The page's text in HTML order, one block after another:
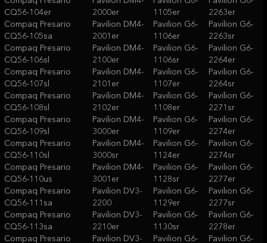
CQ56-104er
Compaq Presario
CQ56-105sa
Compaq Presario
CQ56-106sl
Compaq Presario
CQ56-107sl
Compaq Presario
CQ56-108sl
Compaq Presario
CQ56-109sl
Compaq Presario
CQ56-110sl
Compaq Presario
CQ56-110us
Compaq Presario
CQ56-111sa
Compaq Presario
CQ56-113sa
Compaq Presario
2000er
Pavilion DM4-
2001er
Pavilion DM4-
2100er
Pavilion DM4-
2101er
Pavilion DM4-
2102er
Pavilion DM4-
3000er
Pavilion DM4-
3000sr
Pavilion DM4-
3001er
Pavilion DV3-
2200
Pavilion DV3-
2210er
Pavilion DV3-
1105er
Pavilion G6-
1106er
Pavilion G6-
1106sr
Pavilion G6-
1107er
Pavilion G6-
1108er
Pavilion G6-
1109er
Pavilion G6-
1124er
Pavilion G6-
1128sr
Pavilion G6-
1129er
Pavilion G6-
1130sr
Pavilion G6-
2263er
Pavilion G6-
2263sr
Pavilion G6-
2264er
Pavilion G6-
2264sr
Pavilion G6-
2271sr
Pavilion G6-
2274er
Pavilion G6-
2274sr
Pavilion G6-
2277er
Pavilion G6-
2277sr
Pavilion G6-
2278er
Pavilion G6-